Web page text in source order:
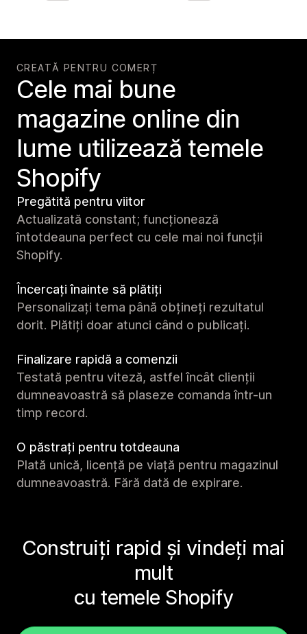
CREATĂ PENTRU COMERȚ
Cele mai bune
magazine online din
lume utilizează temele
Shopify
Pregătită pentru viitor
Actualizată constant; funcționează
întotdeauna perfect cu cele mai noi funcții
Shopify.
Încercați înainte să plătiți
Personalizați tema până obțineți rezultatul
dorit. Plătiți doar atunci când o publicați.
Finalizare rapidă a comenzii
Testată pentru viteză, astfel încât clienții
dumneavoastră să plaseze comanda într-un
timp record.
O păstrați pentru totdeauna
Plată unică, licență pe viață pentru magazinul
dumneavoastră. Fără dată de expirare.
Construiți rapid și vindeți mai
mult
cu temele Shopify